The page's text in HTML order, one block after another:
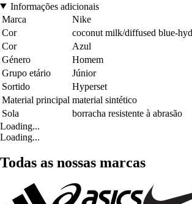
Informações adicionais
Marca
Nike
Cor
coconut milk/diffused blue-
Cor
Azul
Género
Homem
Grupo etário
Júnior
Sortido
Hyperset
Material principal material sintético
Sola
borracha resistente à abrasão
Loading...
Loading...
Todas as nossas marcas